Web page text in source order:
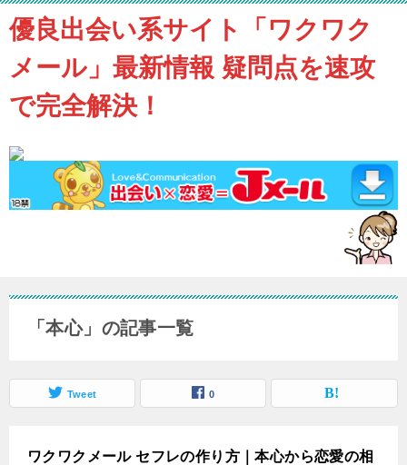
優良出会い系サイト「ワクワク
メール」最新情報 疑問点を速攻
で完全解決！
「本心」の記事一覧
Tweet 0
ワクワクメール セフレの作り方｜本心から恋愛の相